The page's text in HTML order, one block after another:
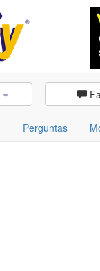
Perguntas